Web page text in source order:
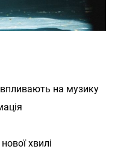
а
с
ч
впливають на музику
хвилі